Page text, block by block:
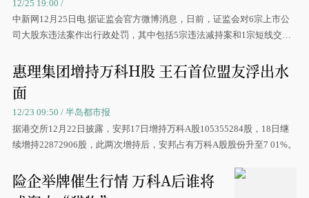
12/25 19:00 /
中新网12月25日电 据证监会官方微博消息，日前，证监会对6宗上市公
司大股东违法案作出行政处罚，其中包括5宗违法减持案和1宗短线交易
惠理集团增持万科H股 王石首位盟友浮出水
面
12/23 09:50 / 半岛都市报
据港交所12月22日披露，安邦17日增持万科A股105355284股，18日继
续增持22872906股，此两次增持后，安邦占有万科A股股份升至7 01%。
险企举牌催生行情 万科A后谁将